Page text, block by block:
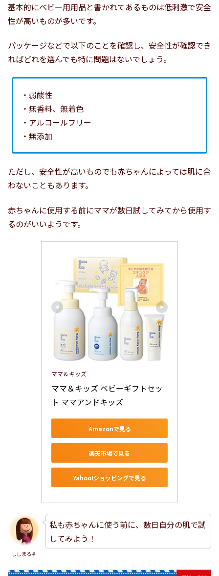
基本的にベビー用用品と書かれてあるものは低刺激で安全
性が高いものが多いです。
パッケージなどで以下のことを確認し、安全性が確認でき
ればどれを選んでも特に問題はないでしょう。
・弱酸性
・無香料、無着色
・アルコールフリー
・無添加
ただし、安全性が高いものでも赤ちゃんによっては肌に合
わないこともあります。
赤ちゃんに使用する前にママが数日試してみてから使用す
るのがいいようです。
ママ＆キッズ
ママ＆キッズ ベビーギフトセッ
ト ママアンドキッズ
Amazonで見る
楽天市場で見る
Yahoo!ショッピングで見る
ししまる♀
私も赤ちゃんに使う前に、数日自分の肌で試
してみよう！